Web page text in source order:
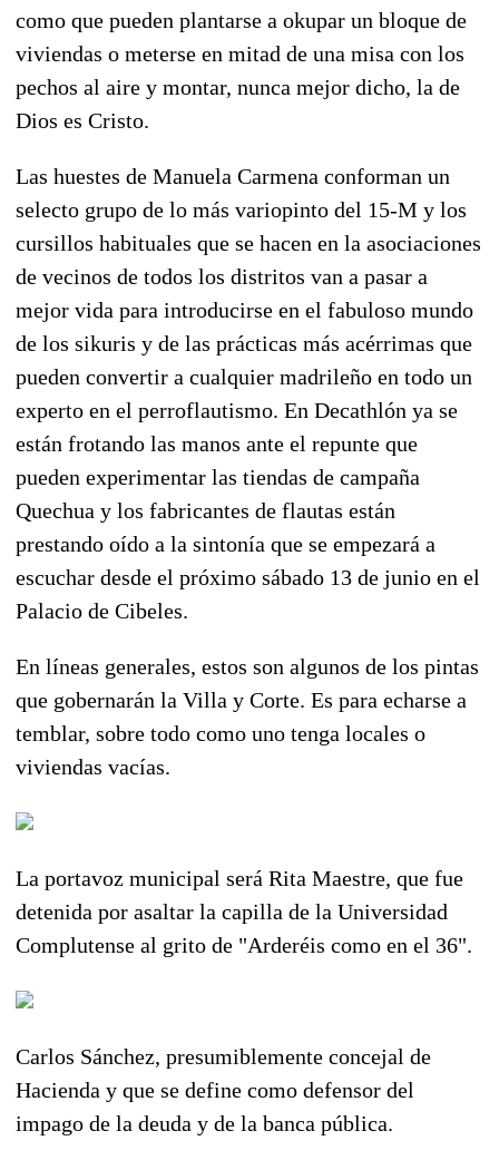
como que pueden plantarse a okupar un bloque de
viviendas o meterse en mitad de una misa con los
pechos al aire y montar, nunca mejor dicho, la de
Dios es Cristo.
Las huestes de Manuela Carmena conforman un
selecto grupo de lo más variopinto del 15-M y los
cursillos habituales que se hacen en la asociaciones
de vecinos de todos los distritos van a pasar a
mejor vida para introducirse en el fabuloso mundo
de los sikuris y de las prácticas más acérrimas que
pueden convertir a cualquier madrileño en todo un
experto en el perroflautismo. En Decathlón ya se
están frotando las manos ante el repunte que
pueden experimentar las tiendas de campaña
Quechua y los fabricantes de flautas están
prestando oído a la sintonía que se empezará a
escuchar desde el próximo sábado 13 de junio en el
Palacio de Cibeles.
En líneas generales, estos son algunos de los pintas
que gobernarán la Villa y Corte. Es para echarse a
temblar, sobre todo como uno tenga locales o
viviendas vacías.
La portavoz municipal será Rita Maestre, que fue
detenida por asaltar la capilla de la Universidad
Complutense al grito de "Arderéis como en el 36".
Carlos Sánchez, presumiblemente concejal de
Hacienda y que se define como defensor del
impago de la deuda y de la banca pública.